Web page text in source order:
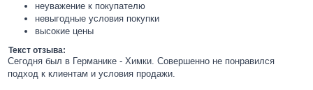
неуважение к покупателю
невыгодные условия покупки
высокие цены
Текст отзыва:
Сегодня был в Германике - Химки. Совершенно не понравился
подход к клиентам и условия продажи.